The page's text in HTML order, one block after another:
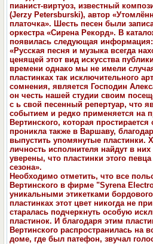
пианист-виртуоз, известный
(Jerzy Petersburski), автор
платочка». Шесть песен были
оркестра «Сирена Рекорд». В
появилась следующая информация:
«Русская песня и музыка всегда
ценящей этот вид искусства
времени однако мы не имели
пластинках так исключительного
сомнения, является Господин
он честь нашей студии своим
с ь свой песенный репертуар, что
событием и редко применяется на
Вертинского, которая
проникла также в Варшаву,
выпустить упомянутые пластинки.
личность исполнителя найдут в
уверены, что пластинки этого
сезона».
Необходимо отметить, что все
Вертинского в фирме "Syrena
уникальными этикетками
пластинках этот цвет никогда не
старалась подчеркнуть особую
пластинок. И благодаря этим
Вертинского распространилась на
доме, где был патефон, звучал